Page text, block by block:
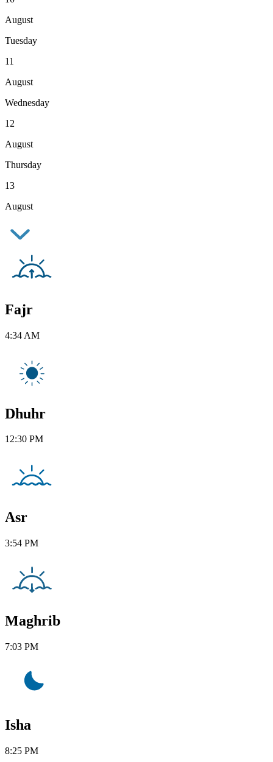
August
Tuesday
11
August
Wednesday
12
August
Thursday
13
August
Fajr
4:34 AM
Dhuhr
12:30 PM
Asr
3:54 PM
Maghrib
7:03 PM
Isha
8:25 PM